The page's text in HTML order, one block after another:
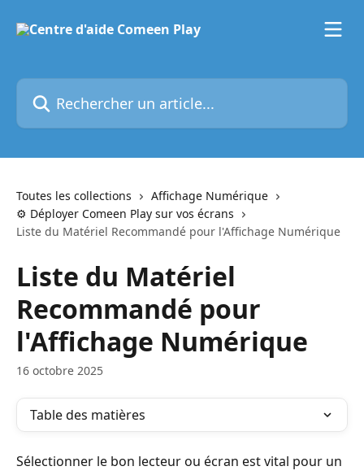
Rechercher un article...
Toutes les collections
Affichage Numérique
⚙️ Déployer Comeen Play sur vos écrans
Liste du Matériel Recommandé pour l'Affichage Numérique
Liste du Matériel
Recommandé pour
l'Affichage Numérique
16 octobre 2025
Table des matières
Sélectionner le bon lecteur ou écran est vital pour un